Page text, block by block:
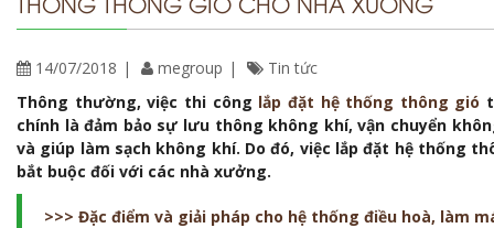
14/07/2018 megroup
Tin tức
Thông thường, việc thi công lắp đặt hệ thống thông gió
chính là đảm bảo sự lưu thông không khí, vận chuyển
và giúp làm sạch không khí. Do đó, việc lắp đặt hệ thống
bắt buộc đối với các nhà xưởng.
>>> Đặc điểm và giải pháp cho hệ thống điều hoà, làm